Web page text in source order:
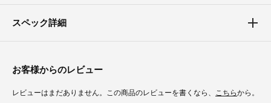
【二の腕】【バスト】【ウエスト】【ヒップ】【太もも】
スペック詳細
お客様からのレビュー
レビューはまだありません。この商品のレビューを書くなら、 こちらから。